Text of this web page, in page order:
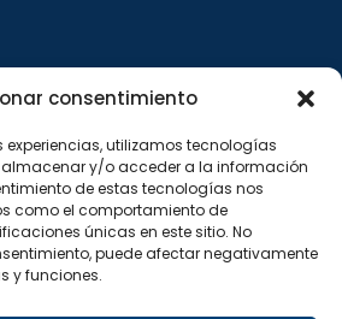
consentimiento
experiencias, utilizamos tecnologías
y/o acceder a la información
de estas tecnologías nos
como el comportamiento de
únicas en este sitio. No
puede afectar negativamente
y funciones.